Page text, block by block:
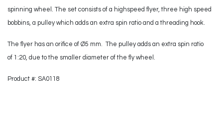
spinning wheel. The set consists of a highspeed flyer, three high speed
bobbins, a pulley which adds an extra spin ratio and a threading hook.
The flyer has an orifice of Ø5 mm. The pulley adds an extra spin ratio
of 1:20, due to the smaller diameter of the fly wheel.
Product #: SA0118